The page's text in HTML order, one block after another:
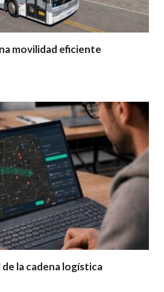
movilidad eficiente
la cadena logística